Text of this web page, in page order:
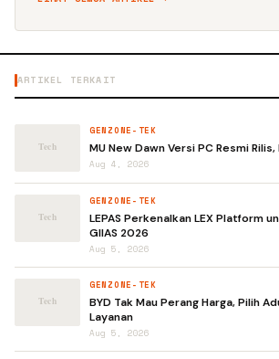
ARTIKEL TERKAIT
GENZONE-TEK
MU New Dawn Versi PC Resmi
Aug 4, 2026
GENZONE-TEK
LEPAS Perkenalkan LEX Platform
GIIAS 2026
Aug 5, 2026
GENZONE-TEK
BYD Tak Mau Perang Harga, Pilih
Layanan
Aug 5, 2026